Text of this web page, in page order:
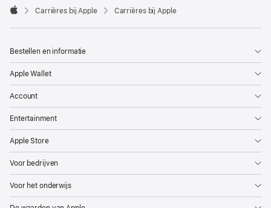

Carrières bij Apple Carrières bij Apple
Bestellen en informatie
Apple Wallet
Account
Entertainment
Apple Store
Voor bedrijven
Voor het onderwijs